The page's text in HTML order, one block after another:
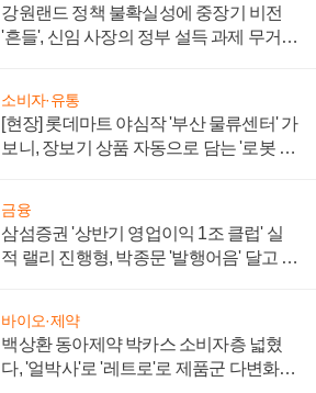
강원랜드 정책 불확실성에 중장기 비전
'흔들', 신임 사장의 정부 설득 과제 무거워
소비자·유통
[현장] 롯데마트 야심작 '부산 물류센터' 가
보니, 장보기 상품 자동으로 담는 '로봇 40
금융
삼섬증권 '상반기 영업이익 1조 클럽' 실
적 랠리 진행형, 박종문 '발행어음' 달고 연
바이오·제약
백상환 동아제약 박카스 소비자층 넓혔
다, '얼박사'로 '레트로'로 제품군 다변화